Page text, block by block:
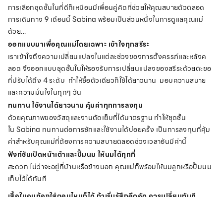
การเลือกชุดชั้นในที่ดีก็เหมือนมีเพื่อนคู่คิดที่ช่วยให้คุณสบายตัวตลอด
การเดินทาง 9 เดือนนี้ Sabina พร้อมเป็นส่วนหนึ่งในการดูแลคุณแม่
ด้วย...
ออกแบบมาเพื่อคุณแม่โดยเฉพาะ เข้าใจทุกสรีระ
เราเข้าใจถึงความเปลี่ยนแปลงในแต่ละช่วงของการตั้งครรภ์และหลังค
ลอด จึงออกแบบชุดชั้นในให้รองรับการเปลี่ยนแปลงของสรีระด้วยตะขอ
ที่ปรับได้ถึง 4 ระดับ ทำให้ซื้อตัวเดียวก็ใช้ได้ยาวนาน มอบความสบาย
และความมั่นใจในทุกๆ วัน
ทนทาน ใช้งานได้ยาวนาน คุ้มค่าทุกการลงทุน
ด้วยคุณภาพของวัสดุและงานตัดเย็บที่ได้มาตรฐาน ทำให้ชุดชั้น
ใน Sabina ทนทานต่อการซักและใช้งานได้บ่อยครั้ง เป็นการลงทุนที่คุ้ม
ค่าสำหรับคุณแม่ที่ต้องการความสบายตลอดช่วงเวลาอันมีค่านี้
ฟังก์ชันเปิดหน้าเต้าและปั๊มนม ให้นมได้ทุกที่
สะดวก ไม่ว่าจะอยู่ที่บ้านหรือข้างนอก คุณแม่ก็พร้อมให้นมลูกหรือปั๊มนม
เก็บไว้ได้ทันที